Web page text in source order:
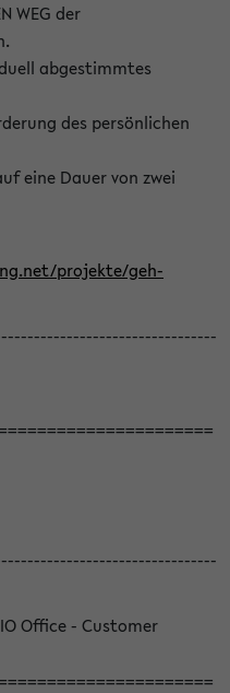
WEG der
abgestimmtes
des persönlichen
eine Dauer von zwei
projekte/geh-
Office - Customer